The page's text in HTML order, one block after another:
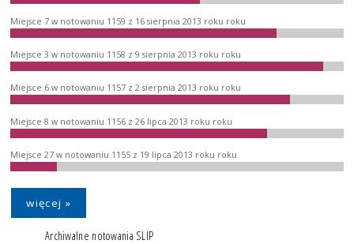
Miejsce 7 w notowaniu 1159 z 16 sierpnia 2013 roku roku
Miejsce 3 w notowaniu 1158 z 9 sierpnia 2013 roku roku
Miejsce 6 w notowaniu 1157 z 2 sierpnia 2013 roku roku
Miejsce 8 w notowaniu 1156 z 26 lipca 2013 roku roku
Miejsce 27 w notowaniu 1155 z 19 lipca 2013 roku roku
więcej »
Archiwalne notowania SLIP